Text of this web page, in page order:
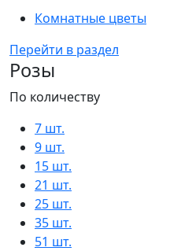
Комнатные цветы
Перейти в раздел
Розы
По количеству
7 шт.
9 шт.
15 шт.
21 шт.
25 шт.
35 шт.
51 шт.